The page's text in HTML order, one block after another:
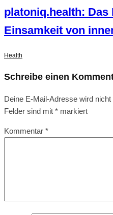
platoniq.health:
Einsamkeit von
Health
Schreibe einen
Deine E-Mail-Adresse wird nicht
Felder sind mit * markiert
Kommentar *